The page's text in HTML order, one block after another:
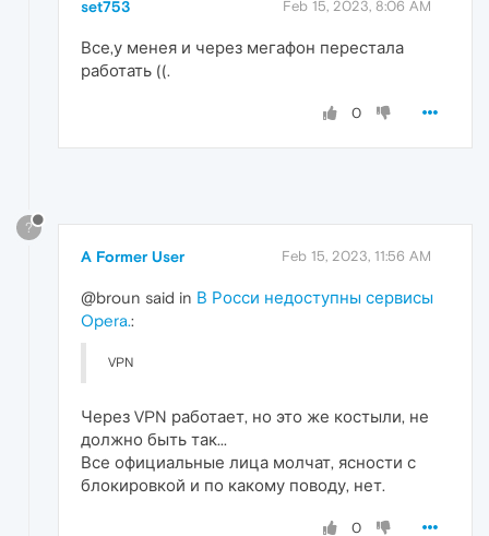
set753 Feb 15, 2023, 8:06 AM
Все,у менея и через мегафон перестала
работать ((.
0
?
A Former User Feb 15, 2023, 11:56 AM
@broun said in В Росси недоступны сервисы
Opera.:
VPN
Через VPN работает, но это же костыли, не
должно быть так...
Все официальные лица молчат, ясности с
блокировкой и по какому поводу, нет.
0